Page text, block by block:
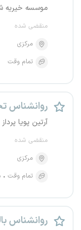
موسسه خیریه
منقضی شده
مرکزی
تمام وقت
روانشناس
آرتین پویا
منقضی شده
مرکزی
تمام وقت
روانشناس